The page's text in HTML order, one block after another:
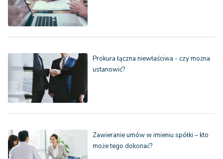
Prokura łączna niewłaściwa - czy można
ustanowić?
Zawieranie umów w imieniu spółki – kto
może tego dokonać?